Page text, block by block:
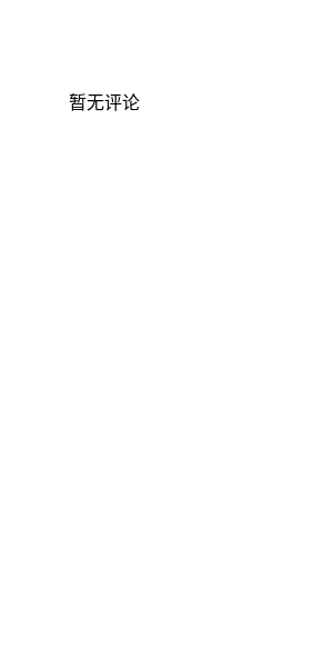
暂无评论